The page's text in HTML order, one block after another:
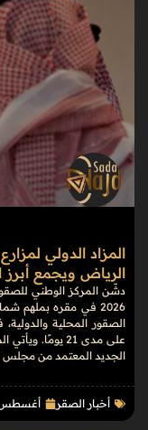
الرياض ويجمع أبرز
دشّن المركز الوطني للصقور
2026 في مقره بملهم
على مدى 21
الجديد المعتمد من مجلس
أخبار الصقر أغسطس 6,